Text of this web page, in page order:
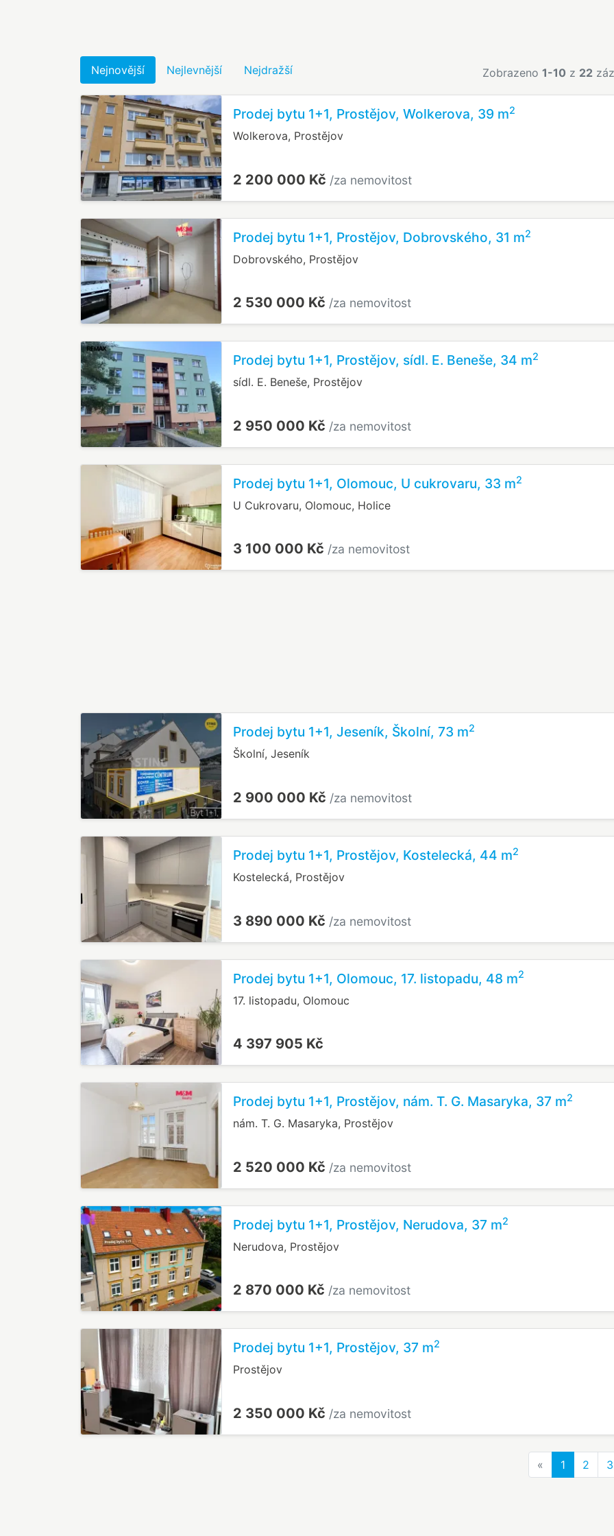
Nejnovější Nejlevnější Nejdražší Zobrazeno 1-10 z 22
Prodej bytu 1+1, Prostějov, Wolkerova, 39 m2
Wolkerova, Prostějov
2 200 000 Kč /za nemovitost
Prodej bytu 1+1, Prostějov, Dobrovského, 31 m2
Dobrovského, Prostějov
2 530 000 Kč /za nemovitost
Prodej bytu 1+1, Prostějov, sídl. E. Beneše, 34 m2
sídl. E. Beneše, Prostějov
2 950 000 Kč /za nemovitost
Prodej bytu 1+1, Olomouc, U cukrovaru, 33 m2
U Cukrovaru, Olomouc, Holice
3 100 000 Kč /za nemovitost
Prodej bytu 1+1, Jeseník, Školní, 73 m2
Školní, Jeseník
2 900 000 Kč /za nemovitost
Prodej bytu 1+1, Prostějov, Kostelecká, 44 m2
Kostelecká, Prostějov
3 890 000 Kč /za nemovitost
Prodej bytu 1+1, Olomouc, 17. listopadu, 48 m2
17. listopadu, Olomouc
4 397 905 Kč
Prodej bytu 1+1, Prostějov, nám. T. G. Masaryka, 37 m2
nám. T. G. Masaryka, Prostějov
2 520 000 Kč /za nemovitost
Prodej bytu 1+1, Prostějov, Nerudova, 37 m2
Nerudova, Prostějov
2 870 000 Kč /za nemovitost
Prodej bytu 1+1, Prostějov, 37 m2
Prostějov
2 350 000 Kč /za nemovitost
« Previous
1 2 3